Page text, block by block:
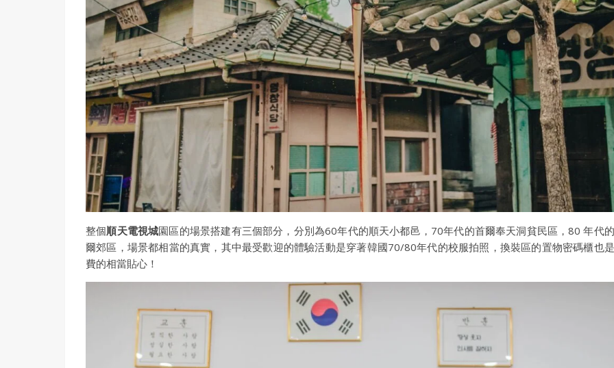
整個順天電視城園區的場景搭建有三個部分，分別為60年代的順天小都邑，70年代的首爾奉天洞貧民區，80 年代
爾郊區，場景都相當的真實，其中最受歡迎的體驗活動是穿著韓國70/80年代的校服拍照，換裝區的置物密碼櫃也
費的相當貼心！